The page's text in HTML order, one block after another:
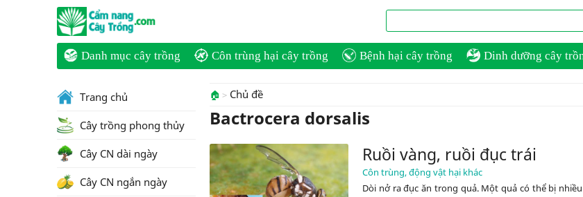
Danh mục cây trồng Côn trùng hại cây trồng Bệnh hại cây trồng Dinh dưỡng cây
🏠 Chủ đề
Bactrocera dorsalis
Ruồi vàng, ruồi đục trái
Côn trùng, động vật hại khác
Dòi nở ra đục ăn trong quả. Một quả có thể bị
Trang chủ
Cây trồng phong thủy
Cây CN dài ngày
Cây CN ngắn ngày